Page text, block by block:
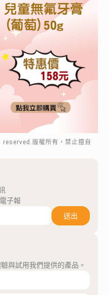
版權所有，禁止擅自
子報
送出
與試用我們提供的產品。